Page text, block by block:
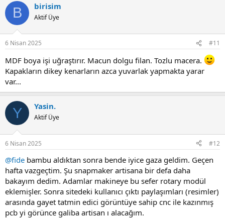
c
i
s
B birisim
Aktif Üye
6 Nisan 2025 #11
MDF boya işi uğraştırır. Macun dolgu filan. Tozlu macera.
Kapakların dikey kenarların azca yuvarlak yapmakta yarar
var...
Y Yasin.
Aktif Üye
6 Nisan 2025 #12
@fide bambu aldıktan sonra bende iyice gaza geldim. Geçen
hafta vazgeçtim. Şu snapmaker artisana bir defa daha
bakayım dedim. Adamlar makineye bu sefer rotary modül
eklemişler. Sonra sitedeki kullanıcı çıktı paylaşımları (resimler)
arasında gayet tatmin edici görüntüye sahip cnc ile kazınmış
pcb yi görünce galiba artisan ı alacağım.